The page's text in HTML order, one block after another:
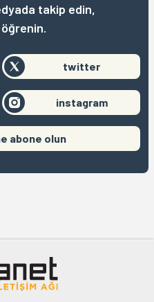
takip edin,
twitter
instagram
abone olun